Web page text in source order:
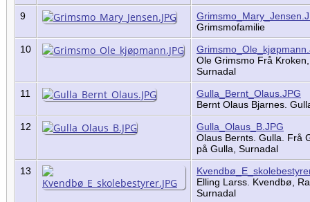
9
Grimsmofamilie
10
Ole Grimsmo Frå Kroken,
Surnadal
11
Gulla_Bernt_Olaus.JPG
Bernt Olaus Bjarnes.
12
Gulla_Olaus_B.JPG
Olaus Bernts. Gulla. Frå
på Gulla, Surnadal
13
Elling Larss. Kvendbø,
Surnadal